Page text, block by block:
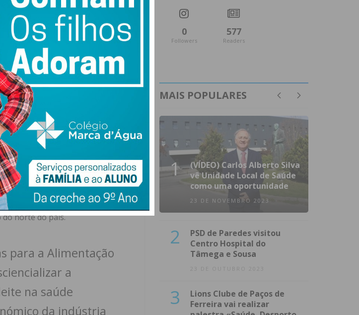
crianças presentes.
Leão (Presidente da Direção da
e Sousa) e Nelson Oliveira
aos alunos e contextualizaram
se a presença do
Vice-Presidente da Câmara de
municipais.
da Assembleia Geral da ALIP,
e Desenvolvimento
investir na educação alimentar
norte do país.
para a Alimentação
a
na saúde
da indústria
0
Followers
577
Readers
MAIS POPULARES
1
(VÍDEO) Carlos Alberto Silva
vê Unidade Local de Saúde
como uma oportunidade
23 DE NOVEMBRO 2023
2
PSD de Paredes visitou
Centro Hospital do
Tâmega e Sousa
23 DE OUTUBRO 2023
3
Lions Clube de Paços de
Ferreira vai realizar